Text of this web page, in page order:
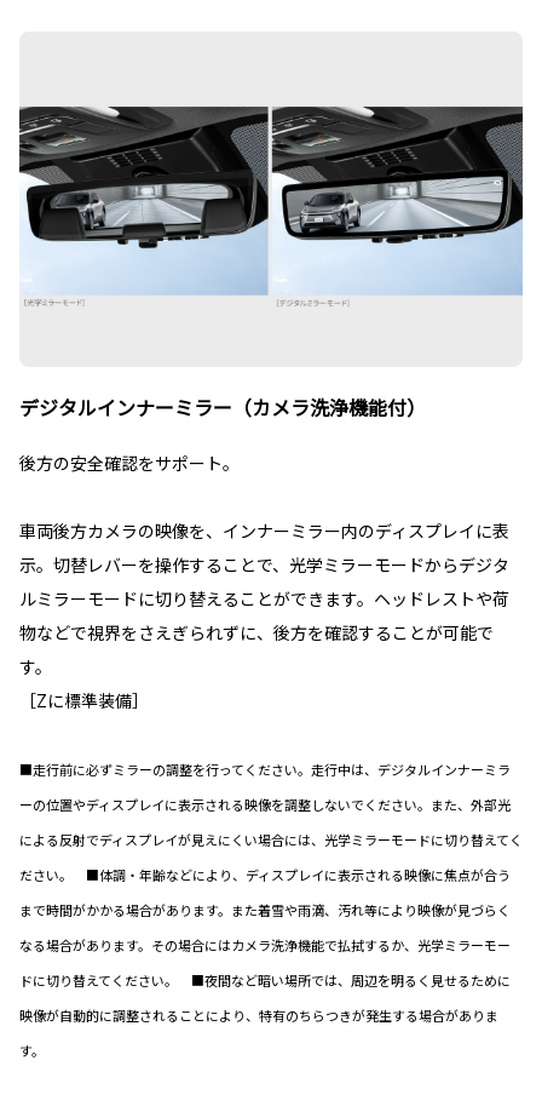
デジタルインナーミラー（カメラ洗浄機能付）
後方の安全確認をサポート。
車両後方カメラの映像を、インナーミラー内のディスプレイに表
示。切替レバーを操作することで、光学ミラーモードからデジタ
ルミラーモードに切り替えることができます。ヘッドレストや荷
物などで視界をさえぎられずに、後方を確認することが可能で
す。
［Zに標準装備］
■走行前に必ずミラーの調整を行ってください。走行中は、デジタルインナーミラ
ーの位置やディスプレイに表示される映像を調整しないでください。また、外部光
による反射でディスプレイが見えにくい場合には、光学ミラーモードに切り替えてく
ださい。 ■体調・年齢などにより、ディスプレイに表示される映像に焦点が合う
まで時間がかかる場合があります。また着雪や雨滴、汚れ等により映像が見づらく
なる場合があります。その場合にはカメラ洗浄機能で払拭するか、光学ミラーモー
ドに切り替えてください。 ■夜間など暗い場所では、周辺を明るく見せるために
映像が自動的に調整されることにより、特有のちらつきが発生する場合がありま
す。